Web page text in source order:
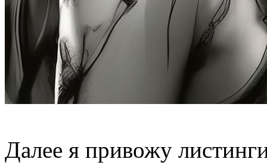
Далее я привожу